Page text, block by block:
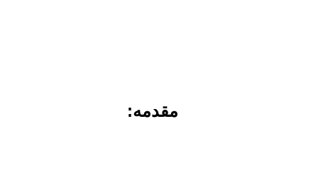
مقدمه: